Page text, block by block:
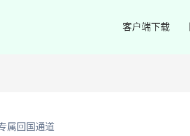
客户端下载
属回国通道